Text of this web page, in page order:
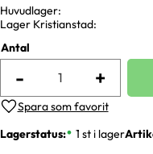
Antal
+
-
Lägg till i favoriter
Lagerstatus 1 st i lager
Huvudlager
Lager Kristianstad